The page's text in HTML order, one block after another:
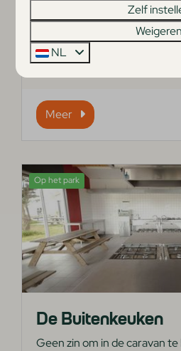
Geniet van heerlijk eten en
bij Sandtpaviljoen 'Zee van
duinen, met
drinken.
Meer
Op het park
De Buitenkeuken
Geen zin om in de caravan te
Zelf
Weigeren
NL